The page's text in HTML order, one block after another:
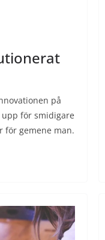
på
för smidigare
för gemene man.